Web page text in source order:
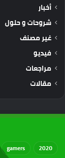
أخبار
شروحات و حلول
غير مصنف
فيديو
مراجعات
مقالات
2020
gamers